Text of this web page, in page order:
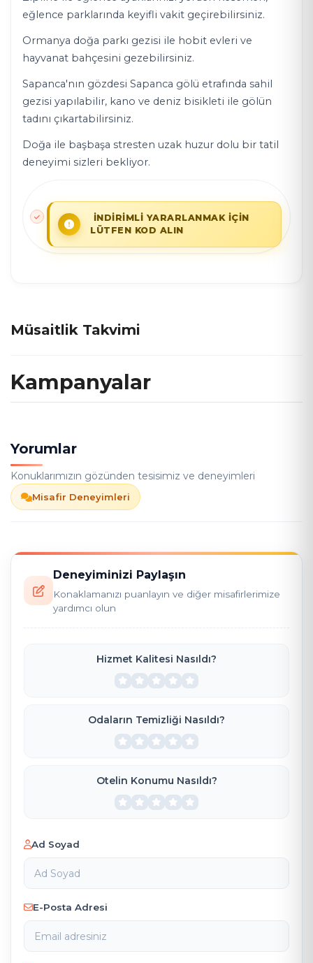
eğlence parklarında keyifli vakit geçirebilirsiniz.
Ormanya doğa parkı gezisi ile hobit evleri ve
hayvanat bahçesini gezebilirsiniz.
Sapanca'nın gözdesi Sapanca gölü etrafında sahil
gezisi yapılabilir, kano ve deniz bisikleti ile gölün
tadını çıkartabilirsiniz.
Doğa ile başbaşa stresten uzak huzur dolu bir tatil
deneyimi sizleri bekliyor.
İNDİRİMLİ YARARLANMAK İÇİN
LÜTFEN KOD ALIN
Müsaitlik Takvimi
Kampanyalar
Yorumlar
Konuklarımızın gözünden tesisimiz ve deneyimleri
Misafir Deneyimleri
Deneyiminizi Paylaşın
Konaklamanızı puanlayın ve diğer misafirlerimize
yardımcı olun
Hizmet Kalitesi Nasıldı?
Odaların Temizliği Nasıldı?
Otelin Konumu Nasıldı?
Ad Soyad
E-Posta Adresi